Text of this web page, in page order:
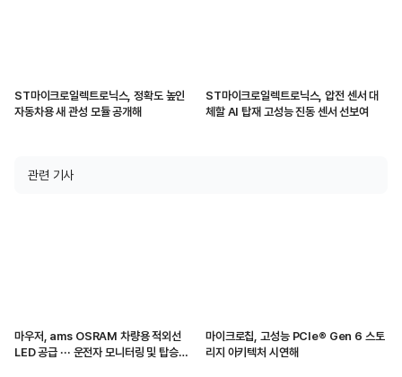
ST마이크로일렉트로닉스, 정확도 높인
자동차용 새 관성 모듈 공개해
ST마이크로일렉트로닉스, 압전 센서 대
체할 AI 탑재 고성능 진동 센서 선보여
관련 기사
마우저, ams OSRAM 차량용 적외선
LED 공급 ··· 운전자 모니터링 및 탑승자
마이크로칩, 고성능 PCIe® Gen 6 스토
리지 아키텍처 시연해